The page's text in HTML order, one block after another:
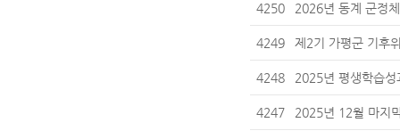
4250 2026년 동계 군정
4249 제2기 가평군 기후
4248 2025년 평생학습
4247 2025년 12월 마지